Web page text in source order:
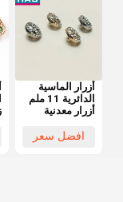
أزرار الماسية
الدائرية 11 ملم
أزرار معدنية
للقمصان
افضل سعر